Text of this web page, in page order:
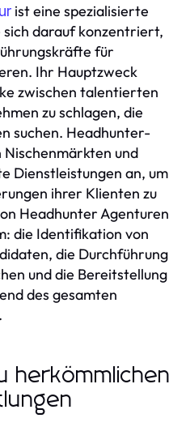
ist eine spezialisierte
darauf konzentriert,
für
Ihr Hauptzweck
zwischen talentierten
zu schlagen, die
suchen. Headhunter-
und
Dienstleistungen an, um
ihrer Klienten zu
Headhunter Agenturen
die Identifikation von
die Durchführung
und die Bereitstellung
des gesamten
herkömmlichen